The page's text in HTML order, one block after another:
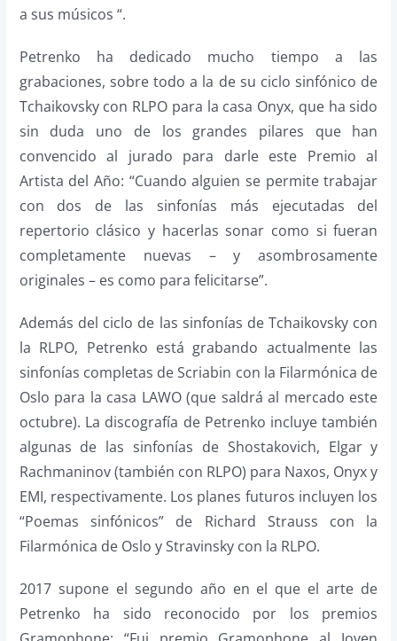
a sus músicos “.
Petrenko ha dedicado mucho tiempo a las
grabaciones, sobre todo a la de su ciclo sinfónico de
Tchaikovsky con RLPO para la casa Onyx, que ha sido
sin duda uno de los grandes pilares que han
convencido al jurado para darle este Premio al
Artista del Año: “Cuando alguien se permite trabajar
con dos de las sinfonías más ejecutadas del
repertorio clásico y hacerlas sonar como si fueran
completamente nuevas – y asombrosamente
originales – es como para felicitarse”.
Además del ciclo de las sinfonías de Tchaikovsky con
la RLPO, Petrenko está grabando actualmente las
sinfonías completas de Scriabin con la Filarmónica de
Oslo para la casa LAWO (que saldrá al mercado este
octubre). La discografía de Petrenko incluye también
algunas de las sinfonías de Shostakovich, Elgar y
Rachmaninov (también con RLPO) para Naxos, Onyx y
EMI, respectivamente. Los planes futuros incluyen los
“Poemas sinfónicos” de Richard Strauss con la
Filarmónica de Oslo y Stravinsky con la RLPO.
2017 supone el segundo año en el que el arte de
Petrenko ha sido reconocido por los premios